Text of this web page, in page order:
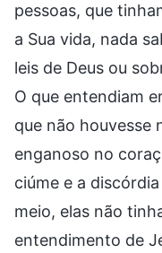
pessoas, que
a Sua vida, nada
leis de Deus ou
O que entendiam
que não houvesse
enganoso no
ciúme e a
meio, elas não
entendimento de